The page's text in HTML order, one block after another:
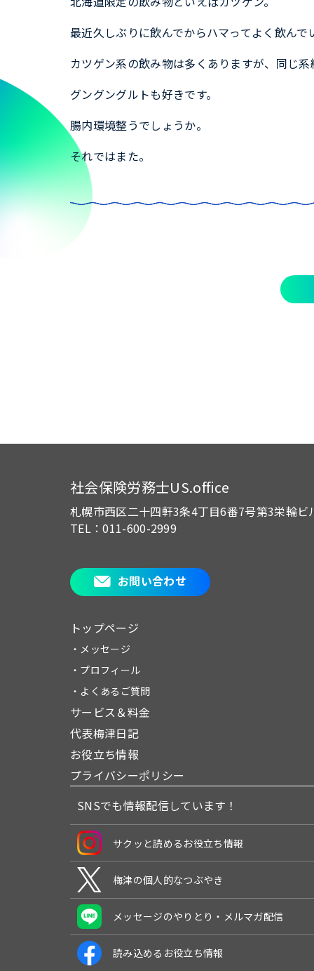
最近久しぶりに飲んでからハマってよく飲んで
カツゲン系の飲み物は多くありますが、同じ
グングングルトも好きです。
腸内環境整うでしょうか。
それではまた。
社会保険労務士US.office
札幌市西区二十四軒3条4丁目6番7号第3栄輪ビ
TEL：011-600-2999
お問い合わせ
トップページ
・メッセージ
・プロフィール
・よくあるご質問
サービス＆料金
代表梅津日記
お役立ち情報
プライバシーポリシー
SNSでも情報配信しています！
サクッと読めるお役立ち情報
梅津の個人的なつぶやき
メッセージのやりとり・メルマガ配信
読み込めるお役立ち情報